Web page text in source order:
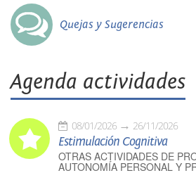
Quejas y Sugerencias
Agenda actividades
08/01/2026 26/11/2026
Estimulación Cognitiva
OTRAS ACTIVIDADES DE
AUTONOMÍA PERSONAL Y